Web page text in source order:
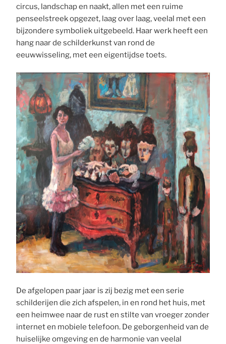
circus, landschap en naakt, allen met een ruime
penseelstreek opgezet, laag over laag, veelal met een
bijzondere symboliek uitgebeeld. Haar werk heeft een
hang naar de schilderkunst van rond de
eeuwwisseling, met een eigentijdse toets.
De afgelopen paar jaar is zij bezig met een serie
schilderijen die zich afspelen, in en rond het huis, met
een heimwee naar de rust en stilte van vroeger zonder
internet en mobiele telefoon. De geborgenheid van de
huiselijke omgeving en de harmonie van veelal